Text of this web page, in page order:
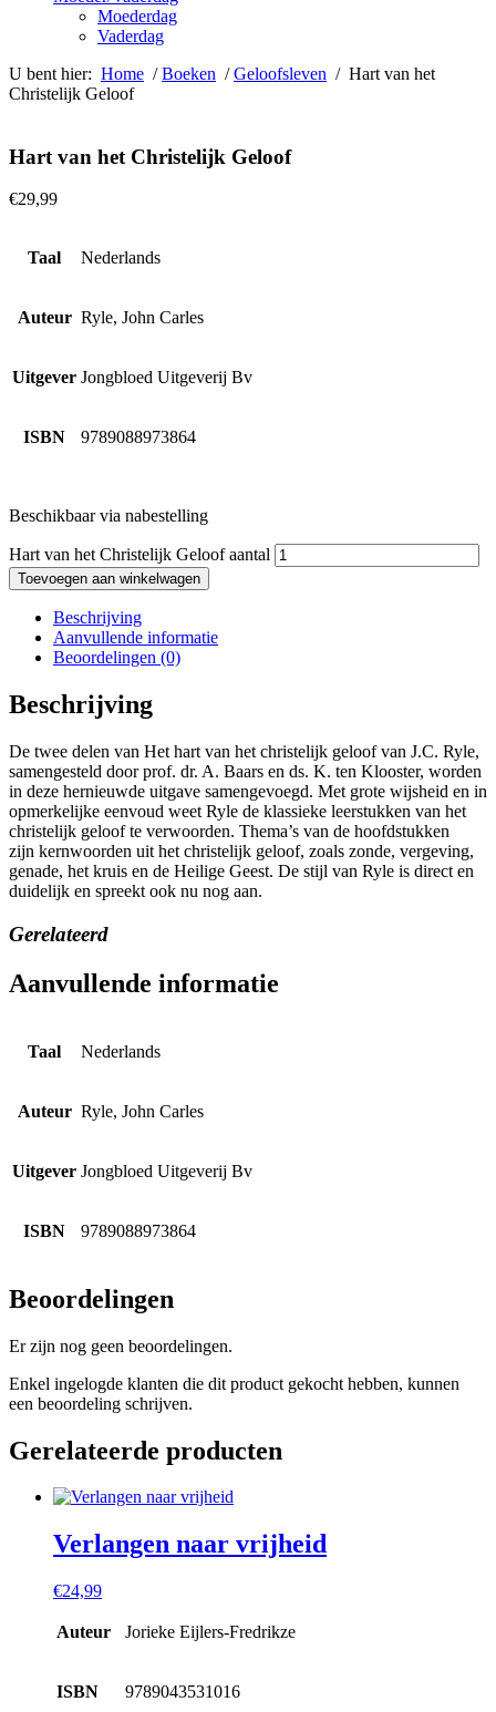
Moederdag
Vaderdag
U bent hier: Home /Boeken /Geloofsleven / Hart van het
Christelijk Geloof
Hart van het Christelijk Geloof
€29,99
Taal Nederlands
Auteur Ryle, John Carles
Uitgever Jongbloed Uitgeverij Bv
ISBN 9789088973864
Beschikbaar via nabestelling
Hart van het Christelijk Geloof aantal
Toevoegen aan winkelwagen
Beschrijving
Aanvullende informatie
Beoordelingen (0)
Beschrijving
De twee delen van Het hart van het christelijk geloof van J.C. Ryle,
samengesteld door prof. dr. A. Baars en ds. K. ten Klooster, worden
in deze hernieuwde uitgave samengevoegd. Met grote wijsheid en in
opmerkelijke eenvoud weet Ryle de klassieke leerstukken van het
christelijk geloof te verwoorden. Thema’s van de hoofdstukken
zijn kernwoorden uit het christelijk geloof, zoals zonde, vergeving,
genade, het kruis en de Heilige Geest. De stijl van Ryle is direct en
duidelijk en spreekt ook nu nog aan.
Gerelateerd
Aanvullende informatie
Taal Nederlands
Auteur Ryle, John Carles
Uitgever Jongbloed Uitgeverij Bv
ISBN 9789088973864
Beoordelingen
Er zijn nog geen beoordelingen.
Enkel ingelogde klanten die dit product gekocht hebben, kunnen
een beoordeling schrijven.
Gerelateerde producten
Verlangen naar vrijheid
€24,99
Auteur Jorieke Eijlers-Fredrikze
ISBN 9789043531016